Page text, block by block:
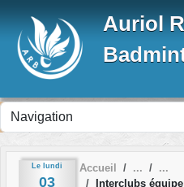
Auriol
Le lundi
03
Accueil
Interclubs